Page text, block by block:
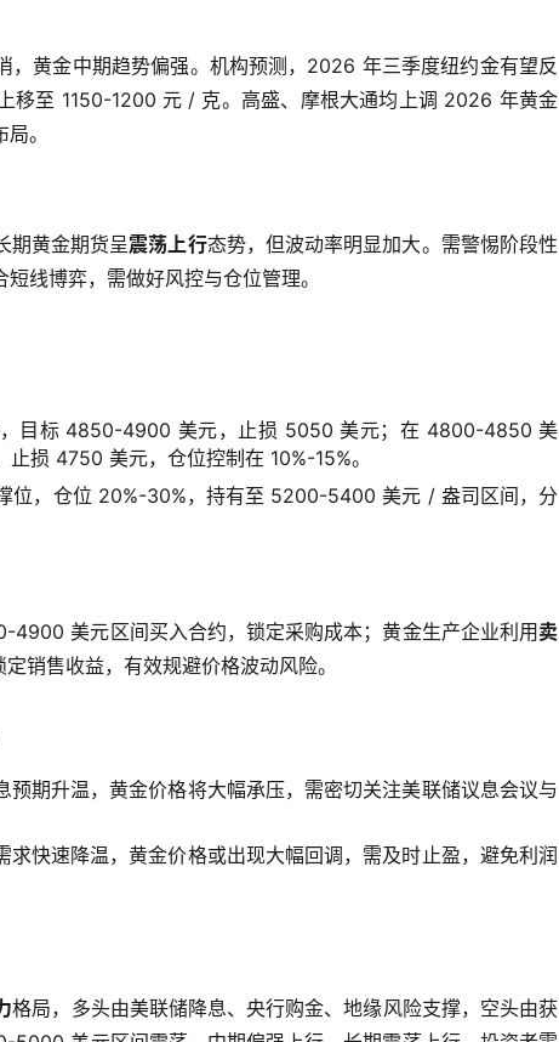
，黄金中期趋势偏强。机构预测，2026 年三季度纽约金有望反
至 1150-1200 元 / 克。高盛、摩根大通均上调 2026 年黄金
。
期黄金期货呈震荡上行态势，但波动率明显加大。需警惕阶段性
线博弈，需做好风控与仓位管理。
目标 4850-4900 美元，止损 5050 美元；在 4800-4850 美
损 4750 美元，仓位控制在 10%-15%。
位，仓位 20%-30%，持有至 5200-5400 美元 / 盎司区间，分
4900 美元区间买入合约，锁定采购成本；黄金生产企业利用 卖
销售收益，有效规避价格波动风险。
预期升温，黄金价格将大幅承压，需密切关注美联储议息会议与
求快速降温，黄金价格或出现大幅回调，需及时止盈，避免利润
格局，多头由美联储降息、央行购金、地缘风险支撑，空头由获